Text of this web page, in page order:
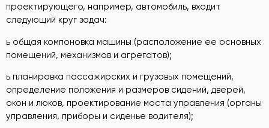
проектирующего, например, автомобиль, входит
следующий круг задач:
ь общая компоновка машины (расположение ее основных
помещений, механизмов и агрегатов);
ь планировка пассажирских и грузовых помещений,
определение положения и размеров сидений, дверей,
окон и люков, проектирование моста управления (органы
управления, приборы и сиденье водителя);